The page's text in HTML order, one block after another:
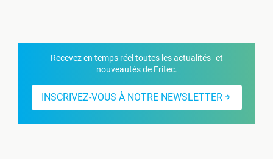
Recevez en temps réel toutes les actualités et
nouveautés de Fritec.
INSCRIVEZ-VOUS À NOTRE NEWSLETTER